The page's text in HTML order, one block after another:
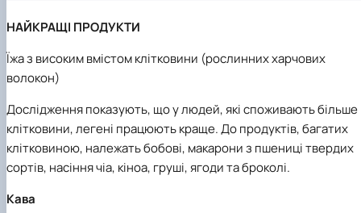
НАЙКРАЩІ ПРОДУКТИ
Їжа з високим вмістом клітковини (рослинних харчових
волокон)
Дослідження показують, що у людей, які споживають більше
клітковини, легені працюють краще. До продуктів, багатих
клітковиною, належать бобові, макарони з пшениці твердих
сортів, насіння чіа, кіноа, груші, ягоди та броколі.
Кава